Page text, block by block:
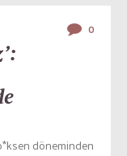
0
döneminden